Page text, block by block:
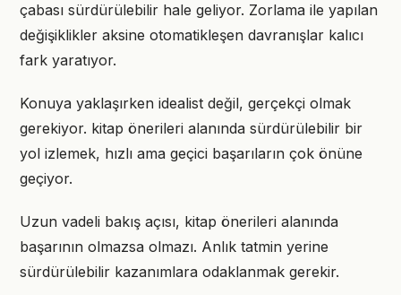
çabası sürdürülebilir hale geliyor. Zorlama ile yapılan
değişiklikler aksine otomatikleşen davranışlar kalıcı
fark yaratıyor.
Konuya yaklaşırken idealist değil, gerçekçi olmak
gerekiyor. kitap önerileri alanında sürdürülebilir bir
yol izlemek, hızlı ama geçici başarıların çok önüne
geçiyor.
Uzun vadeli bakış açısı, kitap önerileri alanında
başarının olmazsa olmazı. Anlık tatmin yerine
sürdürülebilir kazanımlara odaklanmak gerekir.